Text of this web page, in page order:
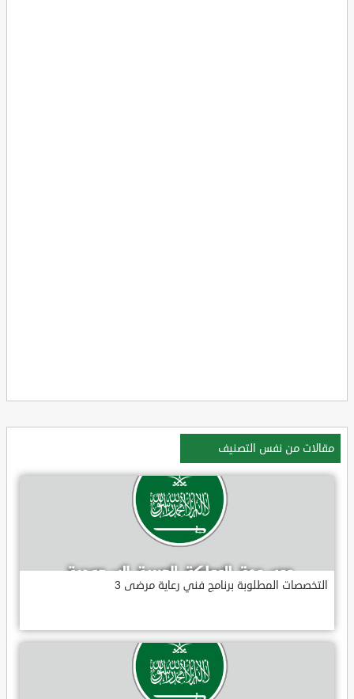
مقالات من نفس التصنيف
التخصصات المطلوبة برنامج فني رعاية مرضى 3